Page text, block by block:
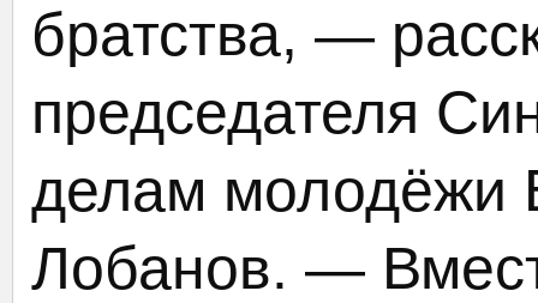
братства, —
председателя
делам молодёжи
Лобанов. —